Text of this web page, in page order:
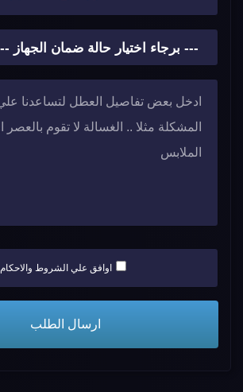
اوافق علي الشروط والاحكام